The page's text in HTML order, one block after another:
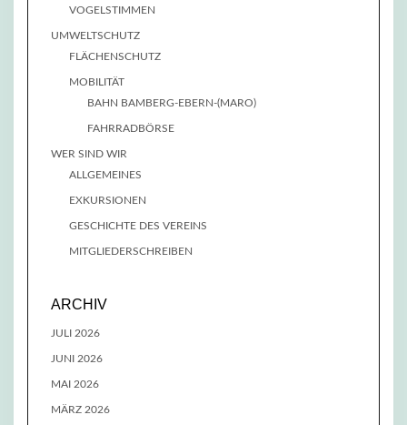
VOGELSTIMMEN
UMWELTSCHUTZ
FLÄCHENSCHUTZ
MOBILITÄT
BAHN BAMBERG-EBERN-(MARO)
FAHRRADBÖRSE
WER SIND WIR
ALLGEMEINES
EXKURSIONEN
GESCHICHTE DES VEREINS
MITGLIEDERSCHREIBEN
ARCHIV
JULI 2026
JUNI 2026
MAI 2026
MÄRZ 2026